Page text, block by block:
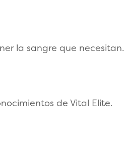
la sangre que necesitan.
de Vital Elite.